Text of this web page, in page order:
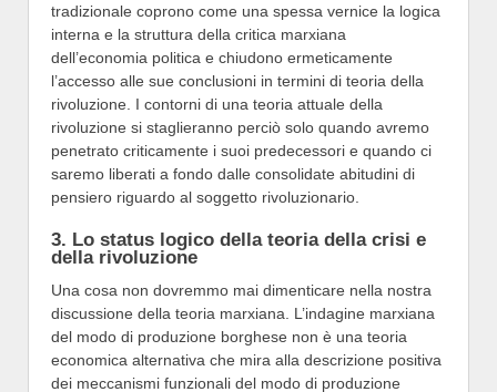
tradizionale coprono come una spessa vernice la logica
interna e la struttura della critica marxiana
dell’economia politica e chiudono ermeticamente
l’accesso alle sue conclusioni in termini di teoria della
rivoluzione. I contorni di una teoria attuale della
rivoluzione si staglieranno perciò solo quando avremo
penetrato criticamente i suoi predecessori e quando ci
saremo liberati a fondo dalle consolidate abitudini di
pensiero riguardo al soggetto rivoluzionario.
3. Lo status logico della teoria della crisi e
della rivoluzione
Una cosa non dovremmo mai dimenticare nella nostra
discussione della teoria marxiana. L’indagine marxiana
del modo di produzione borghese non è una teoria
economica alternativa che mira alla descrizione positiva
dei meccanismi funzionali del modo di produzione